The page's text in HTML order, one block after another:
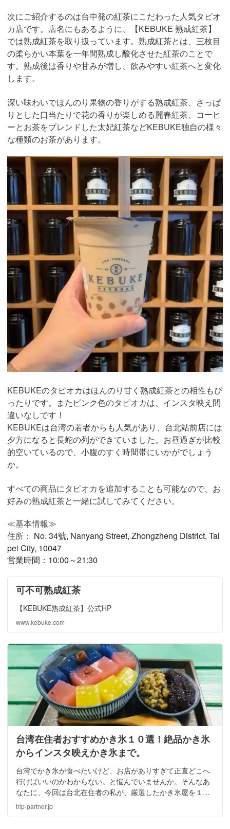
次にご紹介するのは台中発の紅茶にこだわった人気タピオ
カ店です。店名にもあるように、【KEBUKE 熟成紅茶】
では熟成紅茶を取り扱っています。熟成紅茶とは、三枚目
の柔らかい本葉を一年間熟成し酸化させた紅茶のことで
す。熟成後は香りや甘みが増し、飲みやすい紅茶へと変化
します。
深い味わいでほんのり果物の香りがする熟成紅茶、さっぱ
りとした口当たりで花の香りが楽しめる麗春紅茶、コーヒ
ーとお茶をブレンドした太妃紅茶などKEBUKE独自の様々
な種類のお茶があります。
KEBUKEのタピオカはほんのり甘く熟成紅茶との相性もぴ
ったりです。またピンク色のタピオカは、インスタ映え間
違いなしです！
KEBUKEは台湾の若者からも人気があり、台北站前店には
夕方になると長蛇の列ができていました。お昼過ぎが比較
的空いているので、小腹のすく時間帯にいかがでしょう
か。
すべての商品にタピオカを追加することも可能なので、お
好みの熟成紅茶と一緒に試してみてください。
≪基本情報≫
住所： No. 34號, Nanyang Street, Zhongzheng District, Tai
pei City, 10047
営業時間：10:00～21:30
可不可熟成紅茶
【KEBUKE熟成紅茶】公式HP
www.kebuke.com
台湾在住者おすすめかき氷１０選！絶品かき氷
からインスタ映えかき氷まで。
台湾でかき氷が食べたいけど、お店がありすぎて正直どこへ
行けばいいのかわからない。と悩んでいませんか。そんなあ
なたに、今回は台北在住者の私が、厳選したかき氷屋を１０
選ご紹介致します。絶品かき氷からインスタ映えかき氷ま
で、是非参考にしてください。
trip-partner.jp